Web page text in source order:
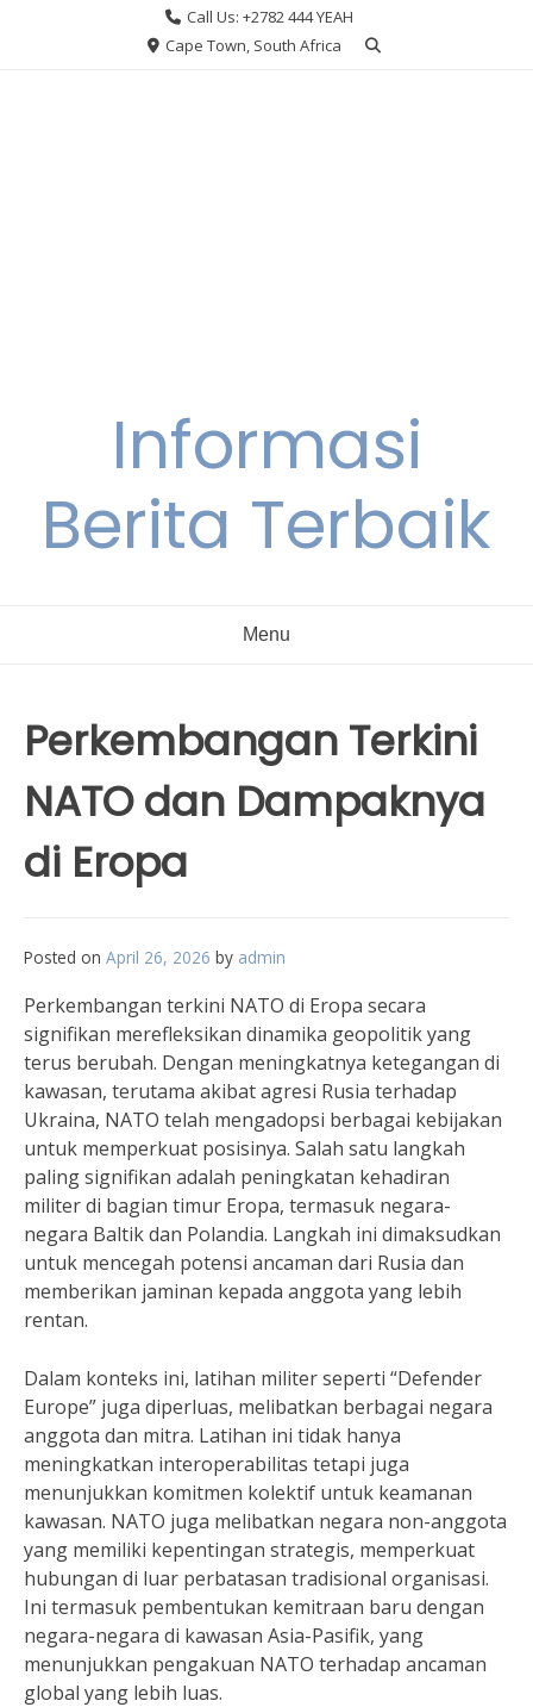
Call Us: +2782 444 YEAH
Cape Town, South Africa
Informasi
Berita Terbaik
Menu
Perkembangan Terkini
NATO dan Dampaknya
di Eropa
Posted on April 26, 2026 by admin
Perkembangan terkini NATO di Eropa secara
signifikan merefleksikan dinamika geopolitik yang
terus berubah. Dengan meningkatnya ketegangan di
kawasan, terutama akibat agresi Rusia terhadap
Ukraina, NATO telah mengadopsi berbagai kebijakan
untuk memperkuat posisinya. Salah satu langkah
paling signifikan adalah peningkatan kehadiran
militer di bagian timur Eropa, termasuk negara-
negara Baltik dan Polandia. Langkah ini dimaksudkan
untuk mencegah potensi ancaman dari Rusia dan
memberikan jaminan kepada anggota yang lebih
rentan.
Dalam konteks ini, latihan militer seperti “Defender
Europe” juga diperluas, melibatkan berbagai negara
anggota dan mitra. Latihan ini tidak hanya
meningkatkan interoperabilitas tetapi juga
menunjukkan komitmen kolektif untuk keamanan
kawasan. NATO juga melibatkan negara non-anggota
yang memiliki kepentingan strategis, memperkuat
hubungan di luar perbatasan tradisional organisasi.
Ini termasuk pembentukan kemitraan baru dengan
negara-negara di kawasan Asia-Pasifik, yang
menunjukkan pengakuan NATO terhadap ancaman
global yang lebih luas.